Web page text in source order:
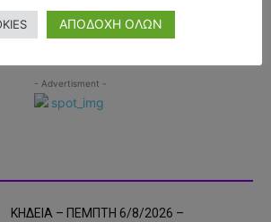
- Advertisment -
ΚΗΔΕΙΑ – ΠΕΜΠΤΗ 6/8/2026 –
ΑΠΟΔΟΧΗ ΟΛΩΝ